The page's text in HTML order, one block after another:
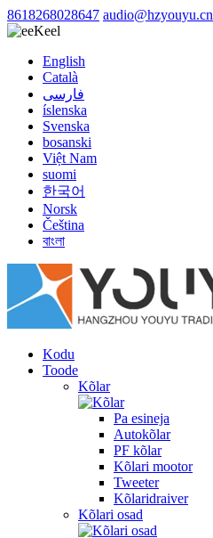
8618268028647 audio@hzyouyu.cn
Keel
English
Català
فارسی
íslenska
Svenska
bosanski
Việt Nam
suomi
한국어
Norsk
Čeština
বাংলা
Kodu
Toode
Kõlar
Pa esineja
Autokõlar
PF kõlar
Kõlari mootor
Tweeter
Kõlaridraiver
Kõlari osad